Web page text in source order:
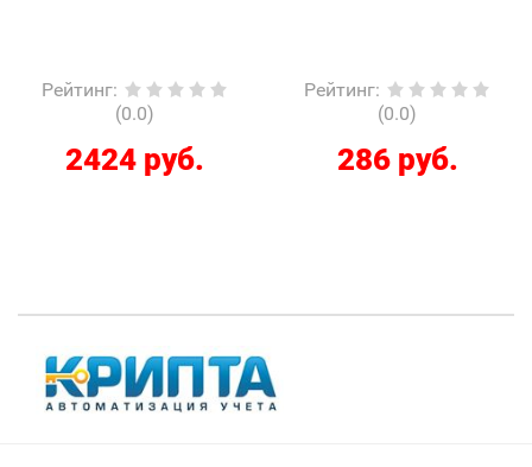
Рейтинг:
(0.0)
2424 руб.
Рейтинг:
(0.0)
286 руб.